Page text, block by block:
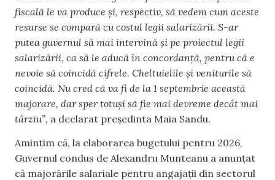
fiscală le va produce și, respectiv, să vedem cum aceste
resurse se compară cu costul legii salarizării. S-ar
putea guvernul să mai intervină și pe proiectul legii
salarizării, ca să le aducă în concordanță, pentru că e
nevoie să coincidă cifrele. Cheltuielile și veniturile să
coincidă. Nu cred că va fi de la 1 septembrie această
majorare, dar sper totuși să fie mai devreme decât mai
târziu”, a declarat președinta Maia Sandu.
Amintim că, la elaborarea bugetului pentru 2026,
Guvernul condus de Alexandru Munteanu a anunțat
că majorările salariale pentru angajații din sectorul